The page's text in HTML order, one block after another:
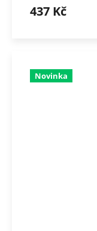
437 Kč
Novinka